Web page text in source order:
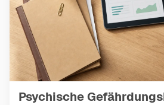
Psychische